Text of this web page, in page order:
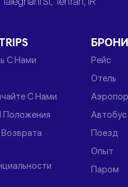
С Нами
С Нами
Положения
Рейс
Отель
Автобус
Поезд
Опыт
Паром